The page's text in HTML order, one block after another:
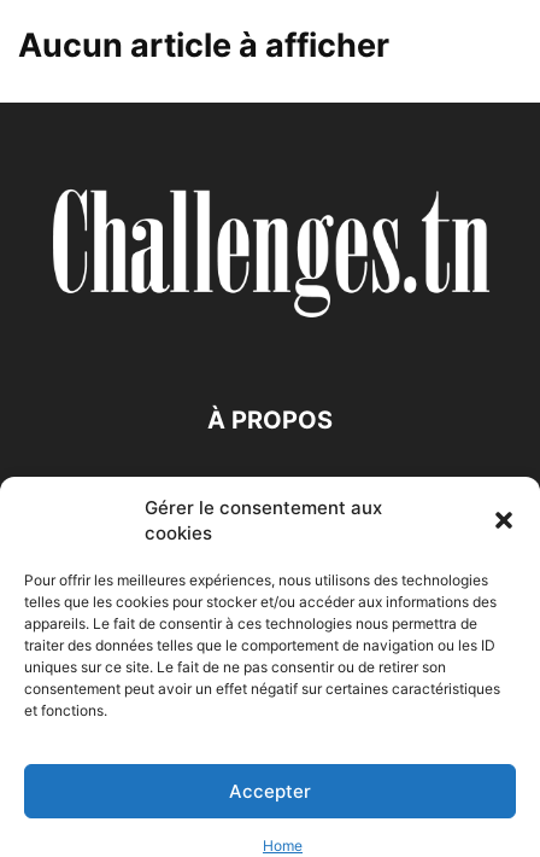
Gérer le consentement aux
cookies
Pour offrir les meilleures expériences, nous utilisons des technologies
telles que les cookies pour stocker et/ou accéder aux informations des
appareils. Le fait de consentir à ces technologies nous permettra de
traiter des données telles que le comportement de navigation ou les ID
uniques sur ce site. Le fait de ne pas consentir ou de retirer son
consentement peut avoir un effet négatif sur certaines caractéristiques
et fonctions.
Accepter
Home
Aucun article à afficher
À PROPOS
Accueil Economie Entreprises Entrepreneur
Maghreb
© Challenges.tn By AAKOM.DIGITAL